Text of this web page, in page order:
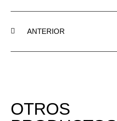
ANTERIOR
OTROS